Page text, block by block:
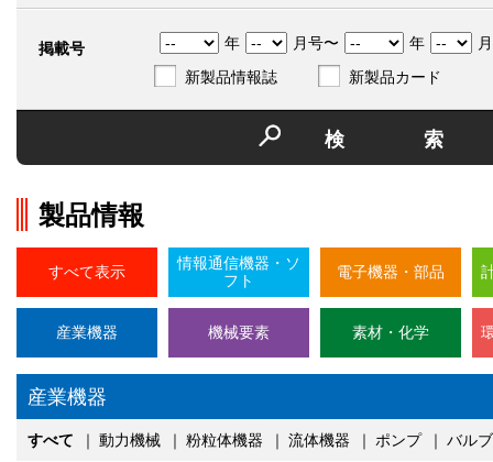
掲載号 年 月号〜 年
新製品情報誌
新製品カード
検
製品情報
すべて表示
情報通信機器・ソ
フト
電子機器・部品
産業機器 機械要素 素材・化学
産業機器
すべて ｜ 動力機械 ｜ 粉粒体機器 ｜ 流体機器 ｜ ポンプ ｜ バルブ